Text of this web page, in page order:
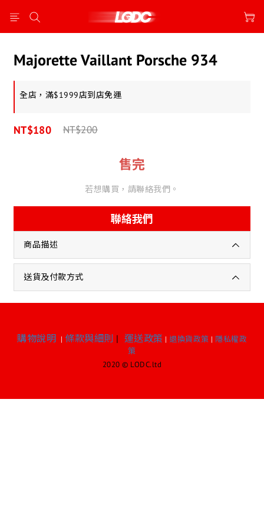
Majorette Vaillant Porsche 934
全店，滿$1999店到店免運
NT$180 NT$200
售完
若想購買，請聯絡我們。
聯絡我們
商品描述
送貨及付款方式
購物說明 | 條款與細則 | 運送政策 | 退換貨政策 | 隱私權政
策
2020 © LODC.ltd